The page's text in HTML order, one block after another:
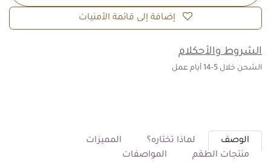
إضافة إلى قائمة الأمنيات
الشروط والأحكلام
الشحن خلال 5-14 أيام عمل
الوصف لماذا تختاره؟
المميزات
منتجات الطقم
المواصفات